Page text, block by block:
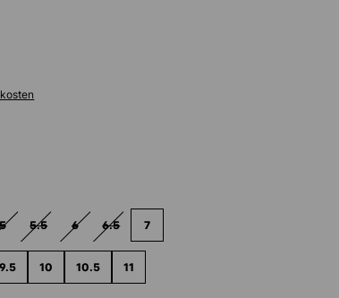
VERFÜGBAR.)
NICHT VERFÜGBAR.)
IST ZURZEIT NICHT VERFÜGBAR.)
OPTION IST ZURZEIT NICHT VERFÜGBAR.)
(DIESE OPTION IST ZURZEIT NICHT VERFÜGBAR.)
5.5
(DIESE OPTION IST ZURZEIT NICHT VERFÜGBAR.)
6
(DIESE OPTION IST ZURZEIT NICHT VERFÜGBAR.)
6.5
(DIESE OPTION IST ZURZEIT NICHT
7
9.5 10 10.5 11